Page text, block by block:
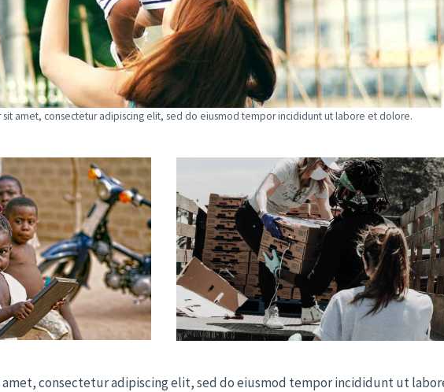
amet, consectetur adipiscing elit, sed do eiusmod tempor incididunt ut labore et dolore.
consectetur adipiscing elit, sed do eiusmod tempor incididunt ut